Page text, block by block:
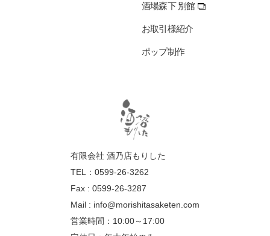
酒場森下 別館
お取引様紹介
ポップ制作
有限会社 酒乃店もりした
TEL：0599-26-3262
Fax : 0599-26-3287
Mail : info@morishitasaketen.com
営業時間：10:00～17:00